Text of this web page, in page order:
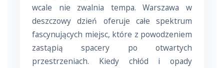
wcale nie zwalnia tempa. Warszawa w
deszczowy dzień oferuje całe spektrum
fascynujących miejsc, które z powodzeniem
zastąpią spacery po otwartych
przestrzeniach. Kiedy chłód i opady